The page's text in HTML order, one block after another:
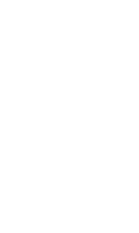
de
Real Academia
o seu correo
de carácter
aos seus
poderán exercer o
e cancelación dos